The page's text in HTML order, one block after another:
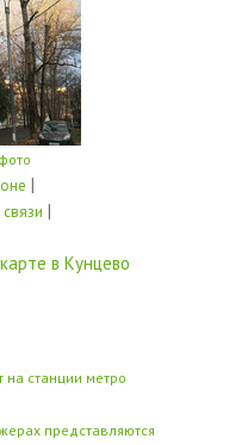
|
|
в Кунцево
станции метро
представляются